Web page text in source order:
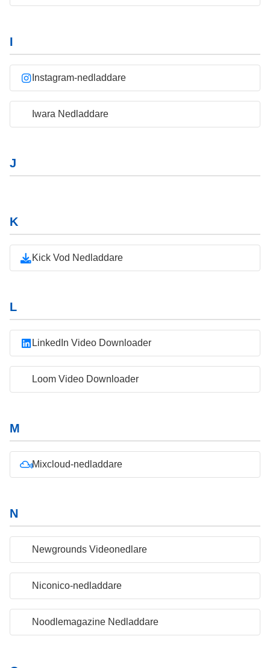
I
Instagram-nedladdare
Iwara Nedladdare
J
K
Kick Vod Nedladdare
L
LinkedIn Video Downloader
Loom Video Downloader
M
Mixcloud-nedladdare
N
Newgrounds Videonedlare
Niconico-nedladdare
Noodlemagazine Nedladdare